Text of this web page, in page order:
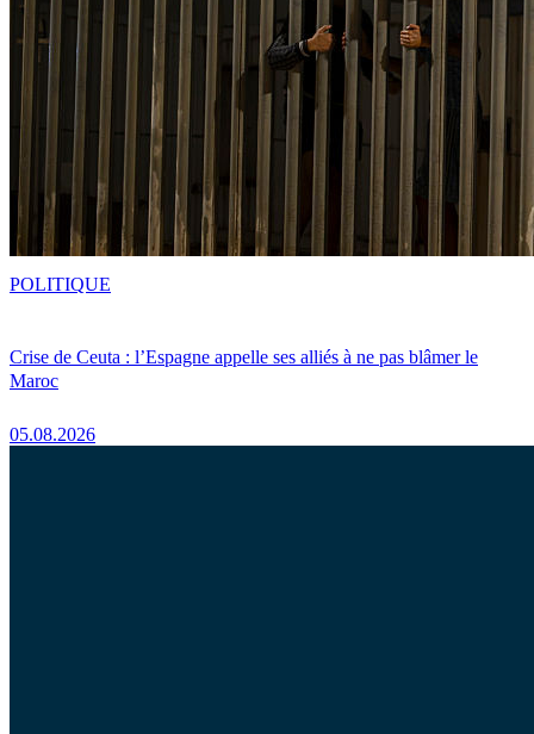
Crise de Ceuta : l’Espagne appelle ses alliés à ne pas blâmer le
Maroc
05.08.2026
POLITIQUE